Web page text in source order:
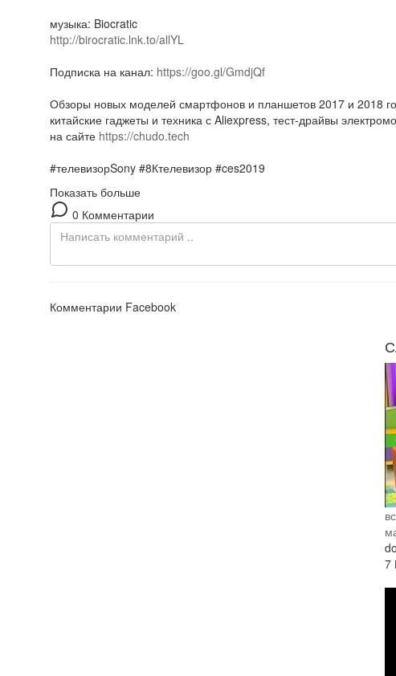
музыка: Biocratic
http://birocratic.lnk.to/allYL
Подписка на канал: https://goo.gl/GmdjQf
Обзоры новых моделей смартфонов и планшетов 2017 и 2018
китайские гаджеты и техника с Aliexpress, тест-драйвы
на сайте https://chudo.tech
#телевизорSony #8Ктелевизор #ces2019
Показать больше
0 Комментарии
Комментарии Facebook
7